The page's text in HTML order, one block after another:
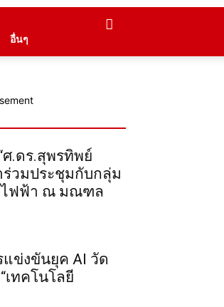
อื่นๆ
ศ.ดร.สุพรทิพย์
ร่วมประชุมกับกลุ่ม
ฟฟ้า ณ มณฑล
แข่งขันยุค AI วัด
เทคโนโลยี